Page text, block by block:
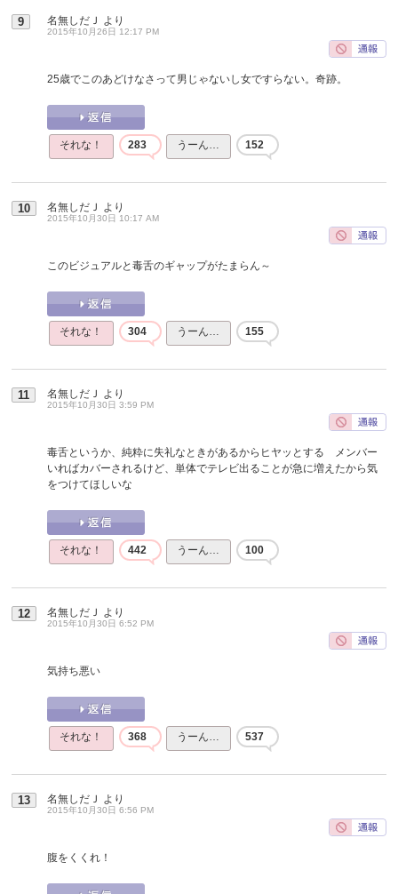
9 名無しだＪ より
2015年10月26日 12:17 PM
25歳でこのあどけなさって男じゃないし女ですらない。奇跡。
それな！ 283 うーん… 152
10 名無しだＪ より
2015年10月30日 10:17 AM
このビジュアルと毒舌のギャップがたまらん～
それな！ 304 うーん… 155
11 名無しだＪ より
2015年10月30日 3:59 PM
毒舌というか、純粋に失礼なときがあるからヒヤッとする メンバー
いればカバーされるけど、単体でテレビ出ることが急に増えたから気
をつけてほしいな
それな！ 442 うーん… 100
12 名無しだＪ より
2015年10月30日 6:52 PM
気持ち悪い
それな！ 368 うーん… 537
13 名無しだＪ より
2015年10月30日 6:56 PM
腹をくくれ！